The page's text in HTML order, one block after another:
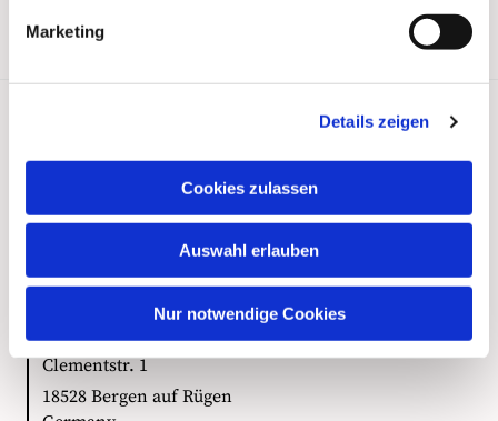
Marketing
Details zeigen
Cookies zulassen
Auswahl erlauben
Nur notwendige Cookies
Kontakt
Anschrift
Clementstr. 1
18528 Bergen auf Rügen